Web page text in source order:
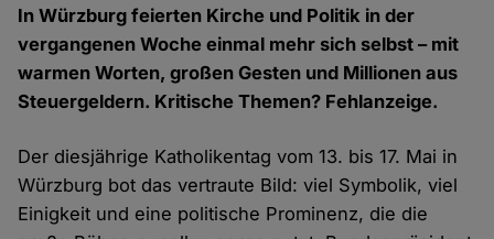
In Würzburg feierten Kirche und Politik in der
vergangenen Woche einmal mehr sich selbst – mit
warmen Worten, großen Gesten und Millionen aus
Steuergeldern. Kritische Themen? Fehlanzeige.
Der diesjährige Katholikentag vom 13. bis 17. Mai in
Würzburg bot das vertraute Bild: viel Symbolik, viel
Einigkeit und eine politische Prominenz, die die